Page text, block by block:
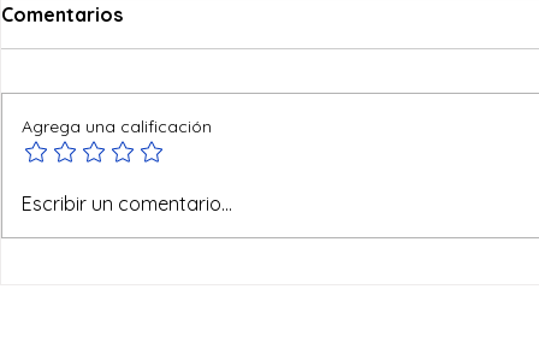
Ofertas de verano
Comentarios
Agrega una calificación
Escribir un comentario...